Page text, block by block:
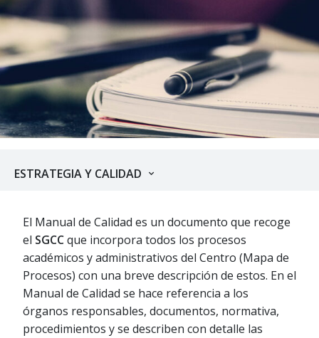
ESTRATEGIA Y CALIDAD
El Manual de Calidad es un documento que recoge
el SGCCque incorpora todos los procesos
académicos y administrativos del Centro (Mapa de
Procesos) con una breve descripción de estos. En el
Manual de Calidad se hace referencia a los
órganos responsables, documentos, normativa,
procedimientos y se describen con detalle las